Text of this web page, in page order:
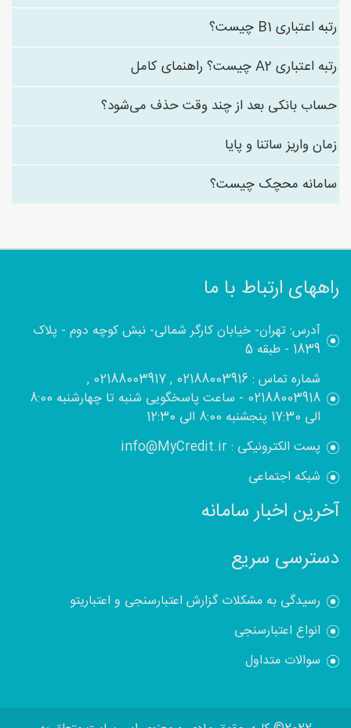
رتبه اعتباری B1 چیست؟
رتبه اعتباری A2 چیست؟ راهنمای کامل
حساب بانکی بعد از چند وقت حذف می‌شود؟
زمان واریز ساتنا و پایا
سامانه محچک چیست؟
راههای ارتباط با ما
آدرس: تهران- خیابان کارگر شمالی- نبش کوچه دوم - پلاک
1839 - طبقه 5
شماره تماس : 02188003916 , 02188003917 ,
02188003918 - ساعت پاسخگویی شنبه تا چهارشنبه 8:00
الی 17:30 پنجشنبه 8:00 الی 12:30
پست الکترونیکی : info@MyCredit.ir
شبکه اجتماعی
آخرین اخبار سامانه
دسترسی سریع
رسیدگی به مشکلات گزارش اعتبارسنجی و اعتباریتو
انواع اعتبارسنجی
سوالات متداول